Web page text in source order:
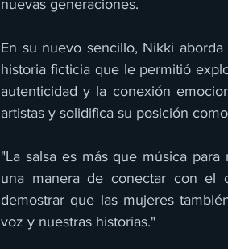
nuevas generaciones.
En su nuevo sencillo, Nikki
historia ficticia que le permitió
autenticidad y la conexión
artistas y solidifica su posición
"La salsa es más que música
una manera de conectar con el
demostrar que las mujeres
voz y nuestras historias."